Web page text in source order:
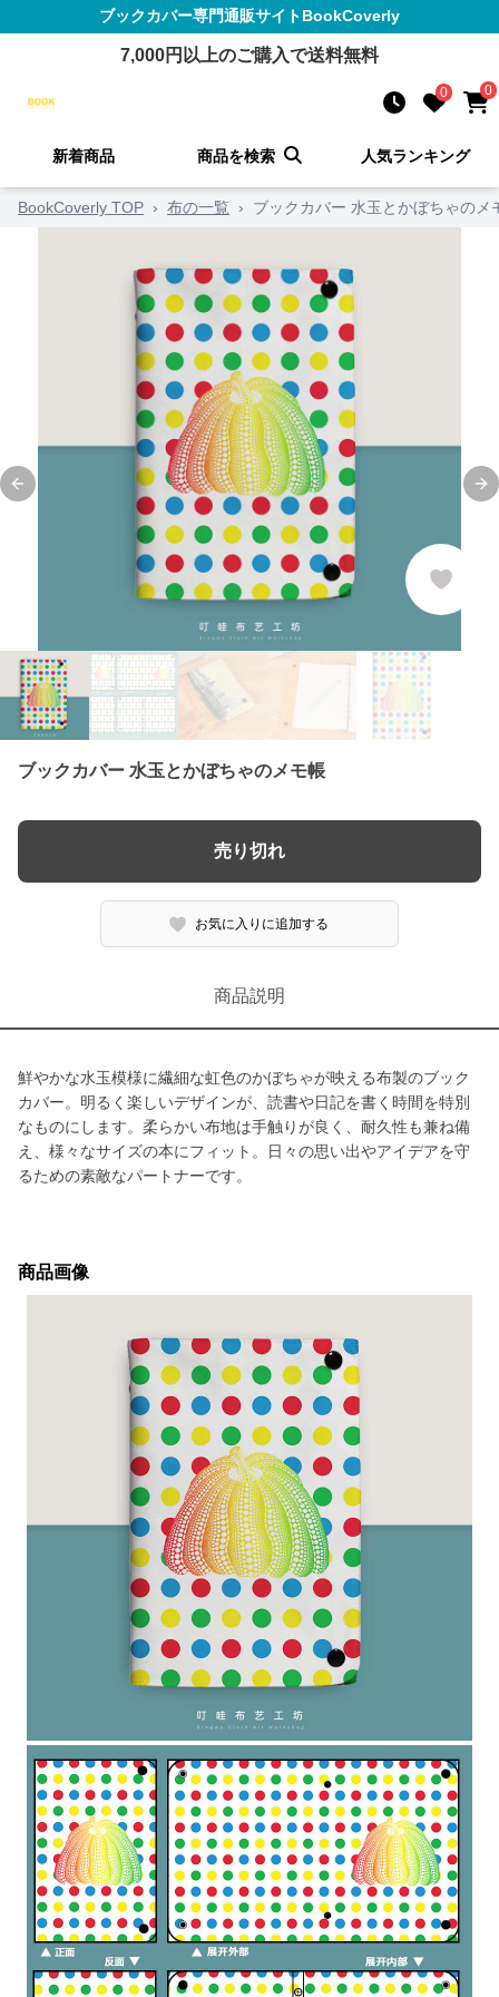
ブックカバー専門通販サイトBookCoverly
7,000円以上のご購入で送料無料
0 0
新着商品 商品を検索 人気ランキング
BookCoverly TOP › 布の一覧 › ブックカバー 水玉とかぼちゃのメ
Previous slide
ブックカバー 水玉とかぼちゃのメモ帳
売り切れ
お気に入りに追加する
商品説明
鮮やかな水玉模様に繊細な虹色のかぼちゃが映える布製のブック
カバー。明るく楽しいデザインが、読書や日記を書く時間を特別
なものにします。柔らかい布地は手触りが良く、耐久性も兼ね備
え、様々なサイズの本にフィット。日々の思い出やアイデアを守
るための素敵なパートナーです。
商品画像